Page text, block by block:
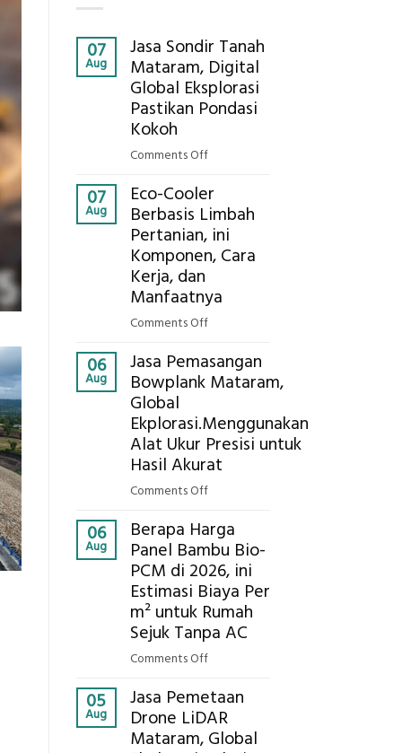
07
Aug
Jasa Sondir Tanah
Mataram, Digital
Global Eksplorasi
Pastikan Pondasi
Kokoh
Comments Offon
Sondir
Tanah
Mataram,
Digital
Eksplorasi
Pastikan
07
Aug
Eco-Cooler
Berbasis Limbah
Pertanian, ini
Komponen, Cara
Kerja, dan
Manfaatnya
Comments Offon
Cooler
Berbasis
Pertanian,
ini
Komponen,
Manfaatnya
06
Aug
Jasa Pemasangan
Bowplank Mataram,
Global
Ekplorasi.Menggunakan
Alat Ukur Presisi untuk
Hasil Akurat
Comments Offon
Pemasangan
Bowplank
Mataram,
Global
Ekplorasi.Menggunakan
Alat
untuk
Hasil
Akurat
06
Aug
Berapa Harga
Panel Bambu Bio-
PCM di 2026, ini
Estimasi Biaya Per
m² untuk Rumah
Sejuk Tanpa AC
Comments Offon
Harga
Panel
Bambu
05
Aug
Jasa Pemetaan
Drone LiDAR
Mataram, Global